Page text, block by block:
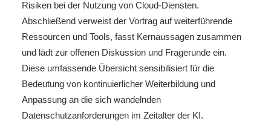
Risiken bei der Nutzung von Cloud-Diensten.
Abschließend verweist der Vortrag auf weiterführende
Ressourcen und Tools, fasst Kernaussagen zusammen
und lädt zur offenen Diskussion und Fragerunde ein.
Diese umfassende Übersicht sensibilisiert für die
Bedeutung von kontinuierlicher Weiterbildung und
Anpassung an die sich wandelnden
Datenschutzanforderungen im Zeitalter der KI.